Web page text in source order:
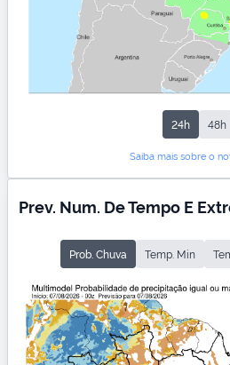
24h 48h
Saiba mais sobre o
Prev. Num. De Tempo E
Prob. Chuva Temp. Min